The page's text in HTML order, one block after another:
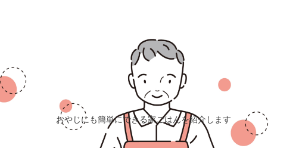
おやじにも簡単にできる家ごはんを紹介します